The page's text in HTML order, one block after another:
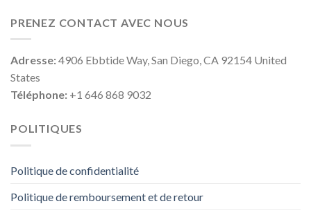
PRENEZ CONTACT AVEC NOUS
Adresse:4906 Ebbtide Way, San Diego, CA 92154 United
States
Téléphone: +1 646 868 9032
POLITIQUES
Politique de confidentialité
Politique de remboursement et de retour